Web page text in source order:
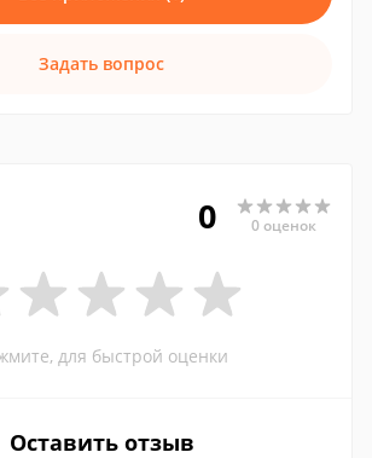
Задать вопрос
0 0 оценок
для быстрой оценки
Оставить отзыв